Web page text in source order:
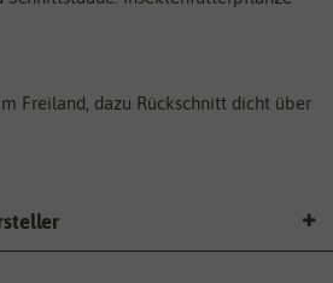
Freiland, dazu Rückschnitt dicht über